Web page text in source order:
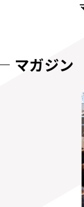
マガジン